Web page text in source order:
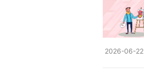
2026-06-22